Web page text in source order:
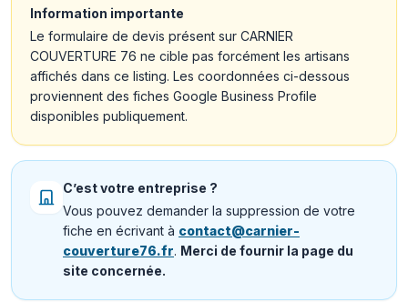
Information importante
Le formulaire de devis présent sur CARNIER
COUVERTURE 76 ne cible pas forcément les artisans
affichés dans ce listing. Les coordonnées ci-dessous
proviennent des fiches Google Business Profile
disponibles publiquement.
C’est votre entreprise ?
Vous pouvez demander la suppression de votre
fiche en écrivant à contact@carnier-
couverture76.fr. Merci de fournir la page du
site concernée.